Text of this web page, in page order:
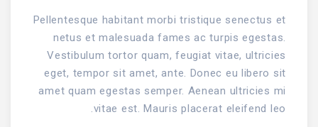
Pellentesque habitant morbi tristique senectus et
netus et malesuada fames ac turpis egestas.
Vestibulum tortor quam, feugiat vitae, ultricies
eget, tempor sit amet, ante. Donec eu libero sit
amet quam egestas semper. Aenean ultricies mi
vitae est. Mauris placerat eleifend leo.